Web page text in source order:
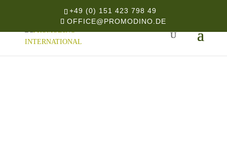
+49 (0) 151 423 798 49
OFFICE@PROMODINO.DE